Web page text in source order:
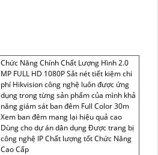
Chức Năng Chính Chất Lượng Hình 2.0
MP FULL HD 1080P Sắt nét tiết kiệm chi
phí Hikvision công nghệ luôn được ứng
dụng trong từng sản phẩm của mình khả
năng giám sát ban đêm Full Color 30m
Xem ban đêm mang lại hiệu quả cao
Dùng cho dự án dân dụng Được trang bị
công nghệ IP Chất lượng tốt Chức Năng
Cao Cấp